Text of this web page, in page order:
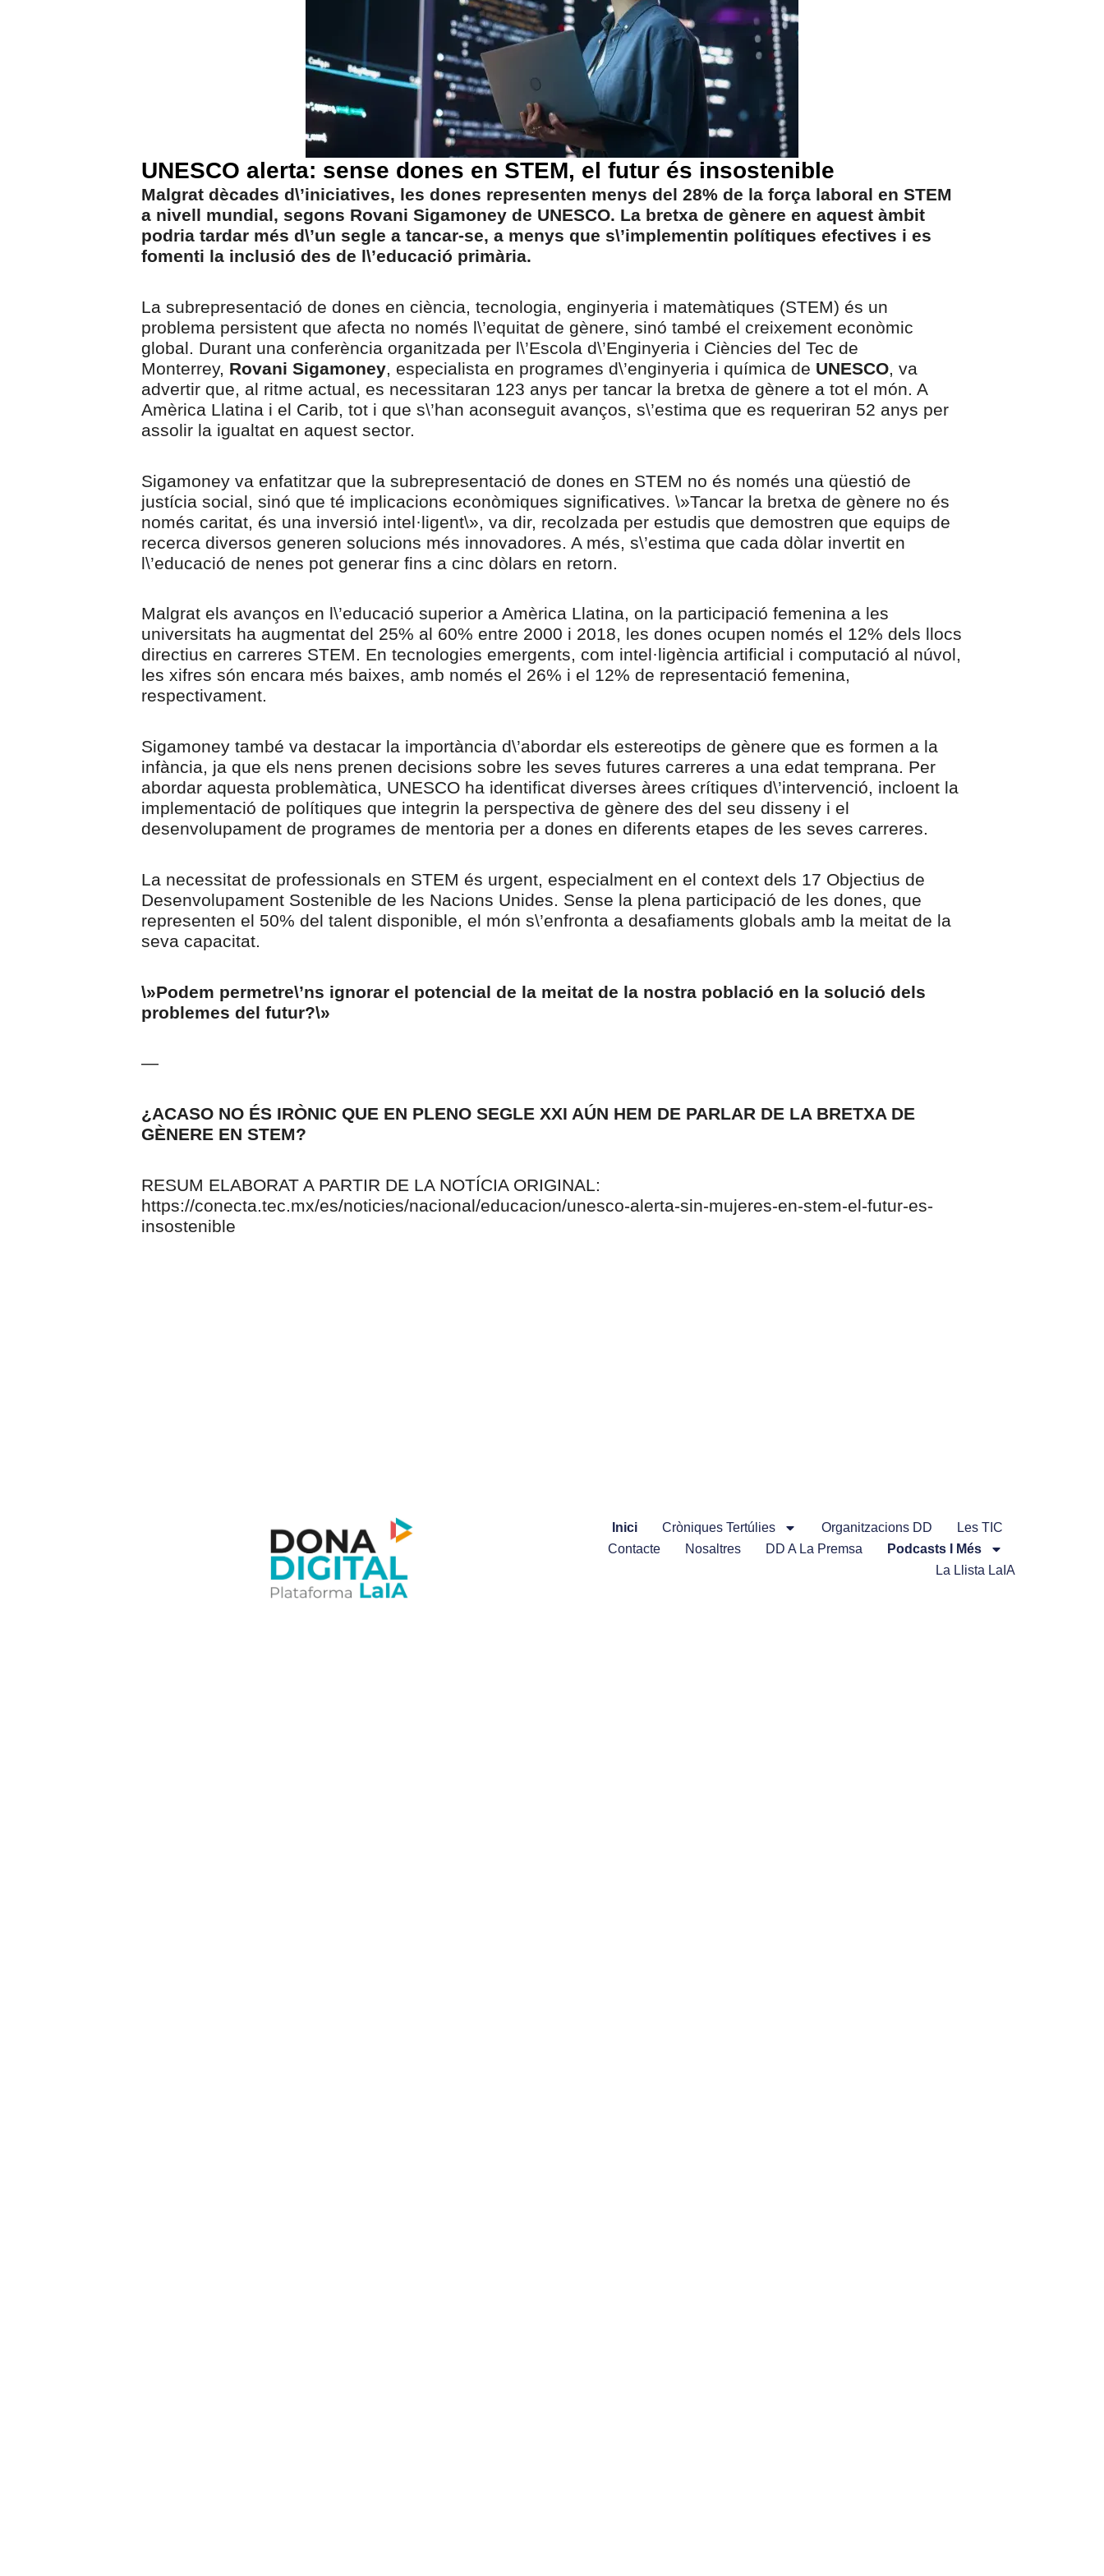
UNESCO alerta: sense dones en STEM, el futur és insostenible
Malgrat dècades d\’iniciatives, les dones representen menys del 28% de la força laboral en STEM
a nivell mundial, segons Rovani Sigamoney de UNESCO. La bretxa de gènere en aquest àmbit
podria tardar més d\’un segle a tancar-se, a menys que s\’implementin polítiques efectives i es
fomenti la inclusió des de l\’educació primària.
La subrepresentació de dones en ciència, tecnologia, enginyeria i matemàtiques (STEM) és un
problema persistent que afecta no només l\’equitat de gènere, sinó també el creixement econòmic
global. Durant una conferència organitzada per l\’Escola d\’Enginyeria i Ciències del Tec de
Monterrey, Rovani Sigamoney, especialista en programes d\’enginyeria i química de UNESCO, va
advertir que, al ritme actual, es necessitaran 123 anys per tancar la bretxa de gènere a tot el món. A
Amèrica Llatina i el Carib, tot i que s\’han aconseguit avanços, s\’estima que es requeriran 52 anys per
assolir la igualtat en aquest sector.
Sigamoney va enfatitzar que la subrepresentació de dones en STEM no és només una qüestió de
justícia social, sinó que té implicacions econòmiques significatives. \»Tancar la bretxa de gènere no és
només caritat, és una inversió intel·ligent\», va dir, recolzada per estudis que demostren que equips de
recerca diversos generen solucions més innovadores. A més, s\’estima que cada dòlar invertit en
l\’educació de nenes pot generar fins a cinc dòlars en retorn.
Malgrat els avanços en l\’educació superior a Amèrica Llatina, on la participació femenina a les
universitats ha augmentat del 25% al 60% entre 2000 i 2018, les dones ocupen només el 12% dels llocs
directius en carreres STEM. En tecnologies emergents, com intel·ligència artificial i computació al núvol,
les xifres són encara més baixes, amb només el 26% i el 12% de representació femenina,
respectivament.
Sigamoney també va destacar la importància d\’abordar els estereotips de gènere que es formen a la
infància, ja que els nens prenen decisions sobre les seves futures carreres a una edat temprana. Per
abordar aquesta problemàtica, UNESCO ha identificat diverses àrees crítiques d\’intervenció, incloent la
implementació de polítiques que integrin la perspectiva de gènere des del seu disseny i el
desenvolupament de programes de mentoria per a dones en diferents etapes de les seves carreres.
La necessitat de professionals en STEM és urgent, especialment en el context dels 17 Objectius de
Desenvolupament Sostenible de les Nacions Unides. Sense la plena participació de les dones, que
representen el 50% del talent disponible, el món s\’enfronta a desafiaments globals amb la meitat de la
seva capacitat.
\»Podem permetre\’ns ignorar el potencial de la meitat de la nostra població en la solució dels
problemes del futur?\»
—
¿ACASO NO ÉS IRÒNIC QUE EN PLENO SEGLE XXI AÚN HEM DE PARLAR DE LA BRETXA DE
GÈNERE EN STEM?
RESUM ELABORAT A PARTIR DE LA NOTÍCIA ORIGINAL:
https://conecta.tec.mx/es/noticies/nacional/educacion/unesco-alerta-sin-mujeres-en-stem-el-futur-es-
insostenible
Inici Cròniques Tertúlies Organitzacions DD
Les TIC
Contacte
Nosaltres DD A La Premsa
Podcasts I Més
La Llista LaIA